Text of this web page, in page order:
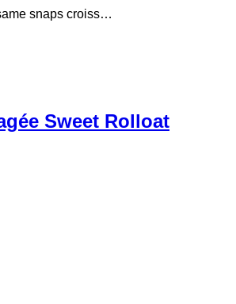
snaps croiss…
Sweet Rolloat